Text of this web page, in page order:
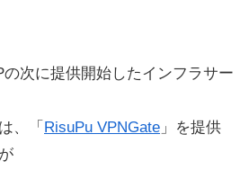
の次に提供開始したインフラサー
、「 RisuPu VPNGate 」を提供